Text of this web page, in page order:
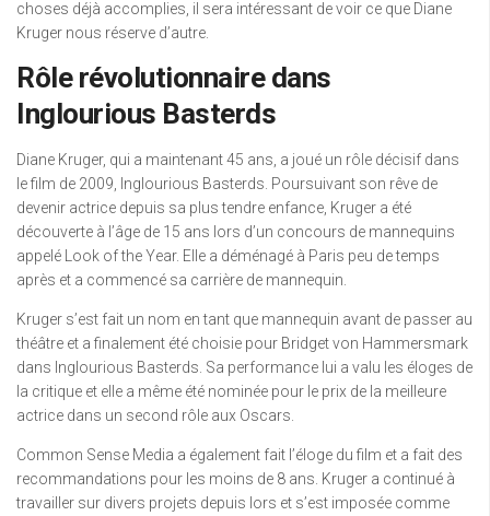
choses déjà accomplies, il sera intéressant de voir ce que Diane
Kruger nous réserve d’autre.
Rôle révolutionnaire dans
Inglourious Basterds
Diane Kruger, qui a maintenant 45 ans, a joué un rôle décisif dans
le film de 2009, Inglourious Basterds. Poursuivant son rêve de
devenir actrice depuis sa plus tendre enfance, Kruger a été
découverte à l’âge de 15 ans lors d’un concours de mannequins
appelé Look of the Year. Elle a déménagé à Paris peu de temps
après et a commencé sa carrière de mannequin.
Kruger s’est fait un nom en tant que mannequin avant de passer au
théâtre et a finalement été choisie pour Bridget von Hammersmark
dans Inglourious Basterds. Sa performance lui a valu les éloges de
la critique et elle a même été nominée pour le prix de la meilleure
actrice dans un second rôle aux Oscars.
Common Sense Media a également fait l’éloge du film et a fait des
recommandations pour les moins de 8 ans. Kruger a continué à
travailler sur divers projets depuis lors et s’est imposée comme